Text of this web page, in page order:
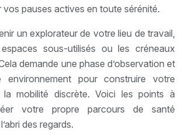
pauses actives en toute sérénité.
un explorateur de votre lieu de travail,
sous-utilisés ou les créneaux
demande une phase d’observation et
environnement pour construire votre
mobilité discrète. Voici les points à
votre propre parcours de santé
des regards.